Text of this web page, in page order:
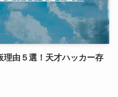
理由５選！天才ハッカー存